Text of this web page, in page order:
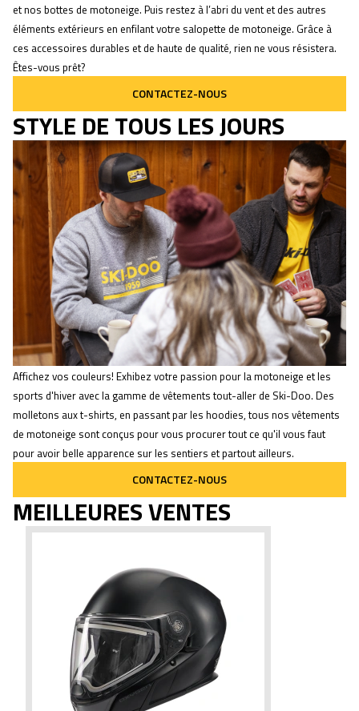
et nos bottes de motoneige. Puis restez à l’abri du vent et des autres
éléments extérieurs en enfilant votre salopette de motoneige. Grâce à
ces accessoires durables et de haute de qualité, rien ne vous résistera.
Êtes-vous prêt?
CONTACTEZ-NOUS
STYLE DE TOUS LES JOURS
Affichez vos couleurs! Exhibez votre passion pour la motoneige et les
sports d'hiver avec la gamme de vêtements tout-aller de Ski-Doo. Des
molletons aux t-shirts, en passant par les hoodies, tous nos vêtements
de motoneige sont conçus pour vous procurer tout ce qu'il vous faut
pour avoir belle apparence sur les sentiers et partout ailleurs.
CONTACTEZ-NOUS
MEILLEURES VENTES